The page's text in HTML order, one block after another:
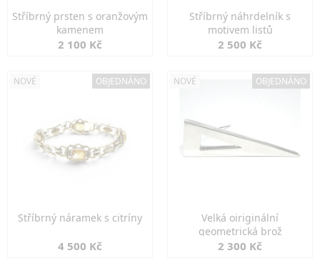
Stříbrný prsten s oranžovým
kamenem
2 100 Kč
Stříbrný náhrdelník s
motivem listů
2 500 Kč
NOVÉ OBJEDNÁNO
Stříbrný náramek s citríny
4 500 Kč
NOVÉ OBJEDNÁNO
Velká oiriginální
geometrická brož
2 300 Kč